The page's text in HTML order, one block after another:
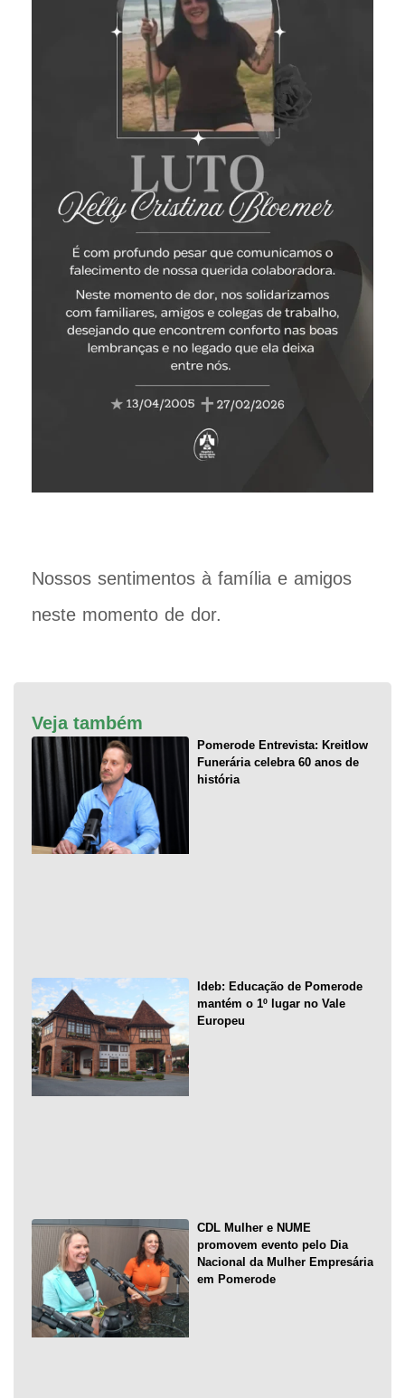
Nossos sentimentos à família e amigos
neste momento de dor.
Veja também
Pomerode Entrevista: Kreitlow
Funerária celebra 60 anos de
história
Ideb: Educação de Pomerode
mantém o 1º lugar no Vale
Europeu
CDL Mulher e NUME
promovem evento pelo Dia
Nacional da Mulher Empresária
em Pomerode